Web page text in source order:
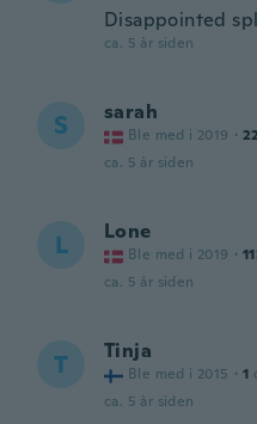
Disappointed
ca. 5 år siden
S sarah
Ble med i 2019 ·
ca. 5 år siden
L Lone
Ble med i 2019 ·
ca. 5 år siden
T Tinja
Ble med i 2015 · 1
ca. 5 år siden